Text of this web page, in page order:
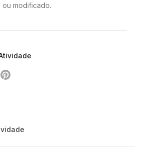
modificado.
em Facebook
em X
Compartilhar em Pinterest